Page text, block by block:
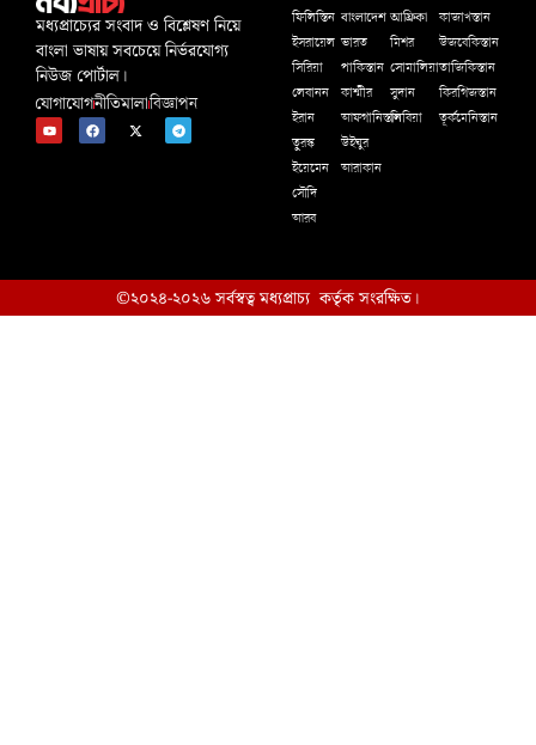
মধ্যপ্রাচ্যের সংবাদ ও বিশ্লেষণ নিয়ে
বাংলা ভাষায় সবচেয়ে নির্ভরযোগ্য
নিউজ পোর্টাল।
যোগাযোগনীতিমালাবিজ্ঞাপন
ফিলিস্তিন
ইসরায়েল
সিরিয়া
লেবানন
ইরান
তুরস্ক
ইয়েমেন
সৌদি
আরব
বাংলাদেশ
ভারত
পাকিস্তান
কাশ্মীর
আফগানিস্তান
উইঘুর
আরাকান
আফ্রিকা
মিশর
সোমালিয়া
সুদান
লিবিয়া
কাজাখস্তান
উজবেকিস্তান
তাজিকিস্তান
কিরগিজস্তান
তূর্কমেনিস্তান
©২০২৪-২০২৬ সর্বস্বত্ব মধ্যপ্রাচ্য কর্তৃক সংরক্ষিত।